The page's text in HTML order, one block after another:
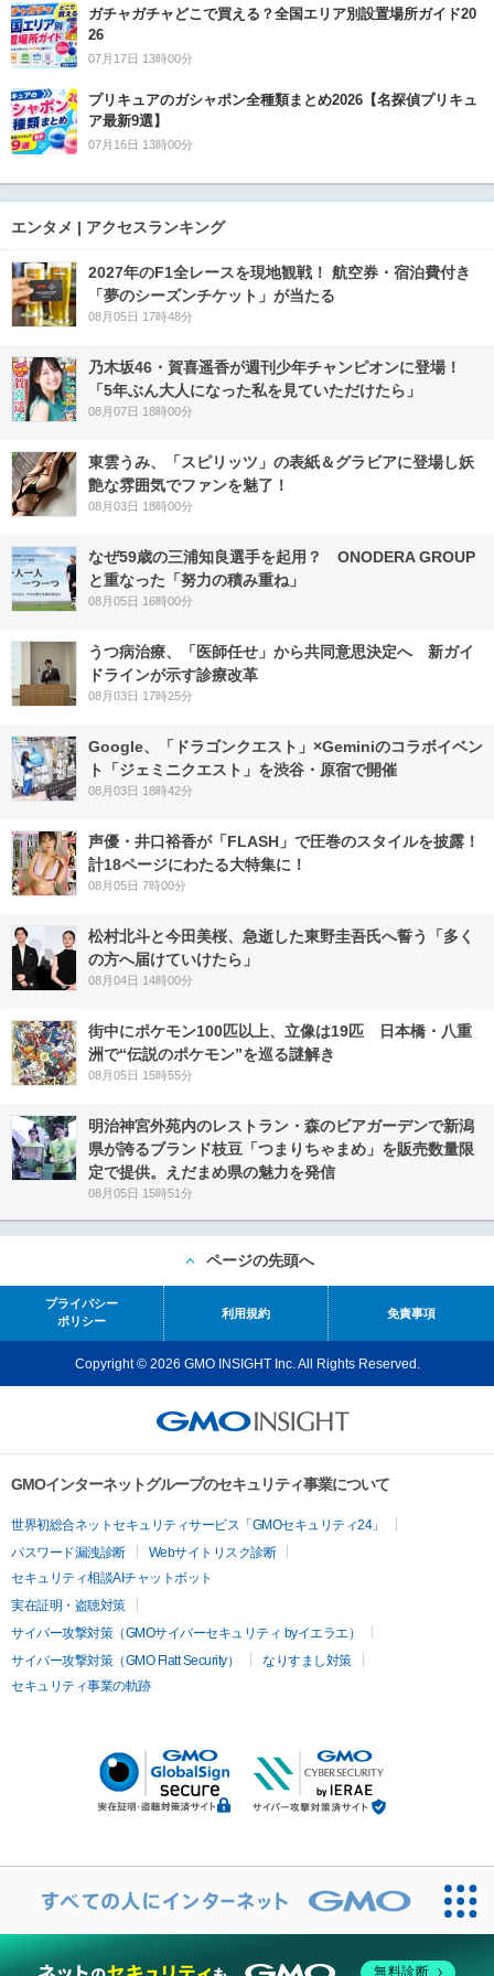
ガチャガチャどこで買える？全国エリア別設置場所ガイド20
26
07月17日 13時00分
プリキュアのガシャポン全種類まとめ2026【名探偵プリキュ
ア最新9選】
07月16日 13時00分
エンタメ | アクセスランキング
2027年のF1全レースを現地観戦！ 航空券・宿泊費付き
「夢のシーズンチケット」が当たる
08月05日 17時48分
乃木坂46・賀喜遥香が週刊少年チャンピオンに登場！
「5年ぶん大人になった私を見ていただけたら」
08月07日 18時00分
東雲うみ、「スピリッツ」の表紙＆グラビアに登場し妖
艶な雰囲気でファンを魅了！
08月03日 18時00分
なぜ59歳の三浦知良選手を起用？ ONODERA GROUP
と重なった「努力の積み重ね」
08月05日 16時00分
うつ病治療、「医師任せ」から共同意思決定へ 新ガイ
ドラインが示す診療改革
08月03日 17時25分
Google、「ドラゴンクエスト」×Geminiのコラボイベン
ト「ジェミニクエスト」を渋谷・原宿で開催
08月03日 18時42分
声優・井口裕香が「FLASH」で圧巻のスタイルを披露！
計18ページにわたる大特集に！
08月05日 7時00分
松村北斗と今田美桜、急逝した東野圭吾氏へ誓う「多く
の方へ届けていけたら」
08月04日 14時00分
街中にポケモン100匹以上、立像は19匹 日本橋・八重
洲で“伝説のポケモン”を巡る謎解き
08月05日 15時55分
明治神宮外苑内のレストラン・森のビアガーデンで新潟
県が誇るブランド枝豆「つまりちゃまめ」を販売数量限
定で提供。えだまめ県の魅力を発信
08月05日 15時51分
ページの先頭へ
プライバシー
ポリシー
利用規約 免責事項
Copyright © 2026 GMO INSIGHT Inc. All Rights Reserved.
GMOインターネットグループのセキュリティ事業について
世界初総合ネットセキュリティサービス「GMOセキュリティ24」
パスワード漏洩診断
Webサイトリスク診断
セキュリティ相談AIチャットボット
実在証明・盗聴対策
サイバー攻撃対策（GMOサイバーセキュリティ byイエラエ）
サイバー攻撃対策（GMO Flatt Security）
なりすまし対策
セキュリティ事業の軌跡
無料診断